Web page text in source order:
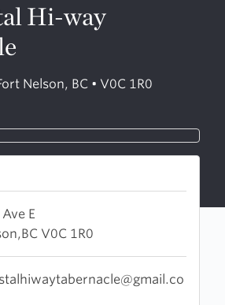
Hi-way
Nelson, BC • V0C 1R0
E
V0C 1R0